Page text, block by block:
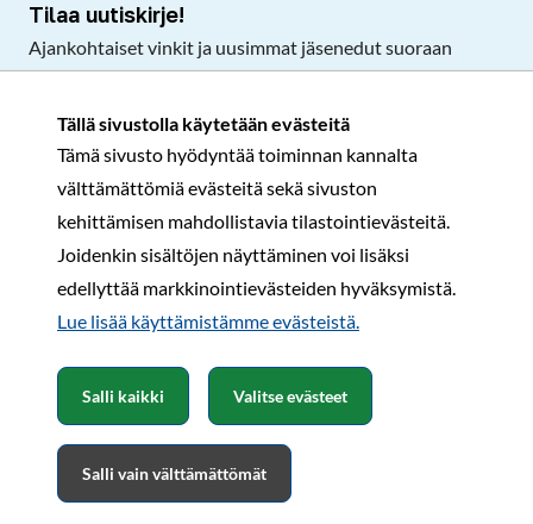
Tällä sivustolla käytetään evästeitä
Tämä sivusto hyödyntää toiminnan kannalta
välttämättömiä evästeitä sekä sivuston
kehittämisen mahdollistavia tilastointievästeitä.
Joidenkin sisältöjen näyttäminen voi lisäksi
edellyttää markkinointievästeiden hyväksymistä.
Lue lisää käyttämistämme evästeistä.​​​​​​
Salli kaikki
Salli vain välttämättömät
Valitse evästeet
Tilaa uutiskirje!
Ajankohtaiset vinkit ja uusimmat jäsenedut suoraan
Rekisteri- ja tietosuojaselosteSopimusehdot